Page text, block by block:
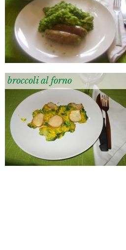
broccoli al forno